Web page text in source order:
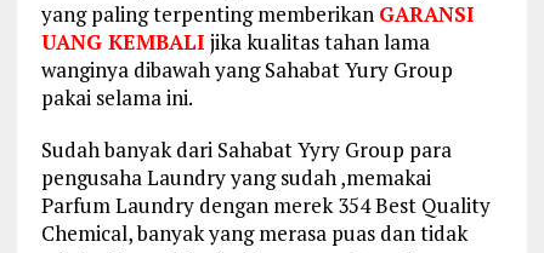
yang paling terpenting memberikan GARANSI
UANG KEMBALI jika kualitas tahan lama
wanginya dibawah yang Sahabat Yury Group
pakai selama ini.
Sudah banyak dari Sahabat Yyry Group para
pengusaha Laundry yang sudah ,memakai
Parfum Laundry dengan merek 354 Best Quality
Chemical, banyak yang merasa puas dan tidak